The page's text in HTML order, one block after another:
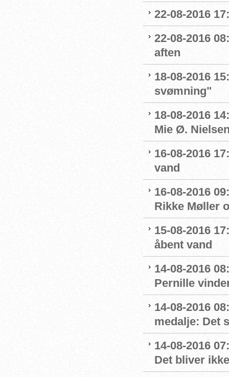
22-08-2016
22-08-2016
aften
18-08-2016
svømning"
18-08-2016
Mie Ø.
16-08-2016
vand
16-08-2016
Rikke Møller
15-08-2016
åbent vand
14-08-2016
Pernille
14-08-2016
medalje: Det
14-08-2016
Det bliver